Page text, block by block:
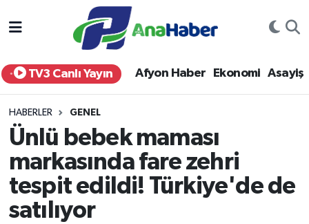
TV3 Canlı Yayın Afyon Haber Ekonomi Asayiş
HABERLER GENEL
Ünlü bebek maması
markasında fare zehri
tespit edildi! Türkiye'de de
satılıyor
Yurt Haber
Afyon Haber
Siyaset
Spor
Afyonkarahisar Nöbetçi Eczaneler
Afyonkarahisar Hava Durumu
Afyonkarahisar Trafik Yoğunluk Haritası
Süper Lig Puan Durumu ve Fikstür